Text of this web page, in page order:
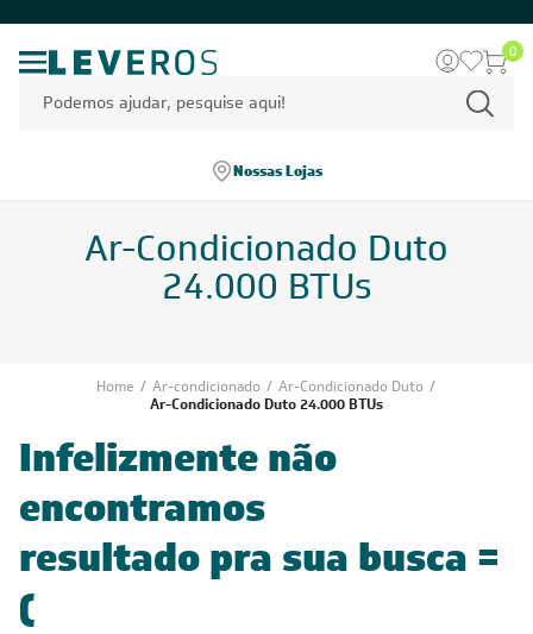
0
Nossas Lojas
Ar-Condicionado Duto
24.000 BTUs
Home / Ar-condicionado / Ar-Condicionado Duto /
Ar-Condicionado Duto 24.000 BTUs
Infelizmente não
encontramos
resultado pra sua busca =
(